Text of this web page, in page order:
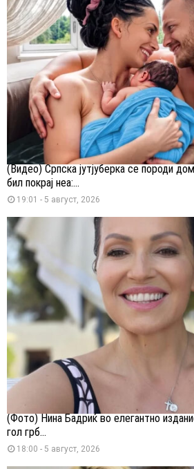
(Видео) Српска јутјуберка се породи
бил покрај неа:...
19:01 - 5 август, 2026
(Фото) Нина Бадриќ во елегантно
гол грб...
18:00 - 5 август, 2026